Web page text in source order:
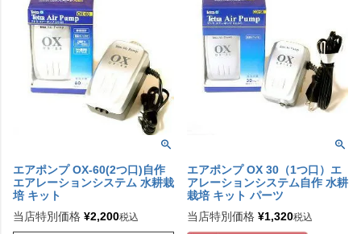
エアポンプ OX-60(2つ口)自作
エアレーションシステム 水耕栽
培 キット
当店特別価格 ¥2,200税込
エアポンプ OX 30（1つ口）エ
アレーションシステム自作 水耕
栽培 キット パーツ
当店特別価格 ¥1,320税込